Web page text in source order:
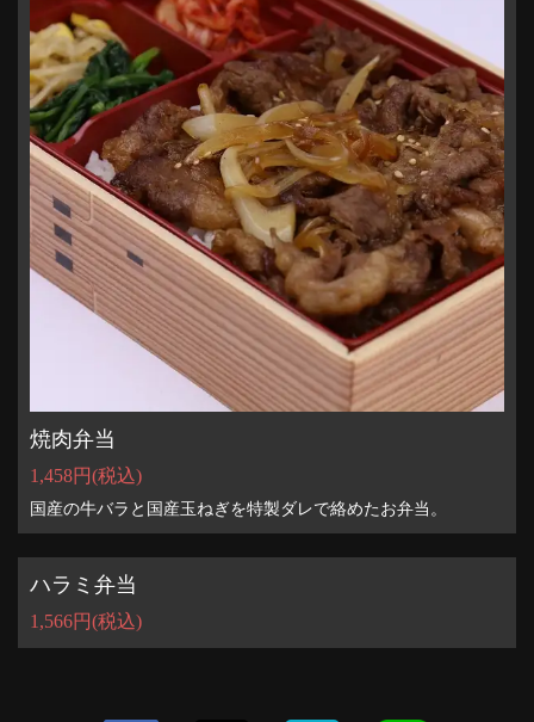
焼肉弁当
1,458円(税込)
国産の牛バラと国産玉ねぎを特製ダレで絡めたお弁当。
ハラミ弁当
1,566円(税込)